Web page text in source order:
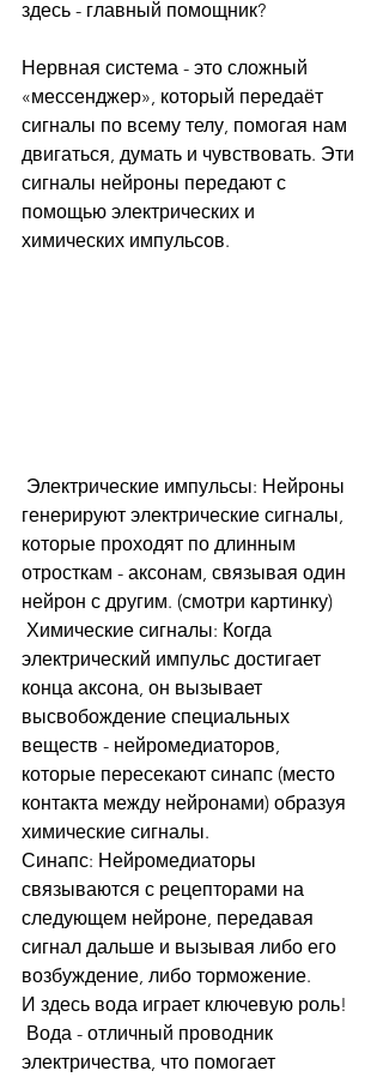
здесь - главный помощник?
Нервная система - это сложный
«мессенджер», который передаёт
сигналы по всему телу, помогая нам
двигаться, думать и чувствовать. Эти
сигналы нейроны передают с
помощью электрических и
химических импульсов.
Электрические импульсы: Нейроны
генерируют электрические сигналы,
которые проходят по длинным
отросткам - аксонам, связывая один
нейрон с другим. (смотри картинку)
Химические сигналы: Когда
электрический импульс достигает
конца аксона, он вызывает
высвобождение специальных
веществ - нейромедиаторов,
которые пересекают синапс (место
контакта между нейронами) образуя
химические сигналы.
Синапс: Нейромедиаторы
связываются с рецепторами на
следующем нейроне, передавая
сигнал дальше и вызывая либо его
возбуждение, либо торможение.
И здесь вода играет ключевую роль!
Вода - отличный проводник
электричества, что помогает